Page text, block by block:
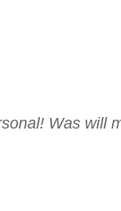
Was will